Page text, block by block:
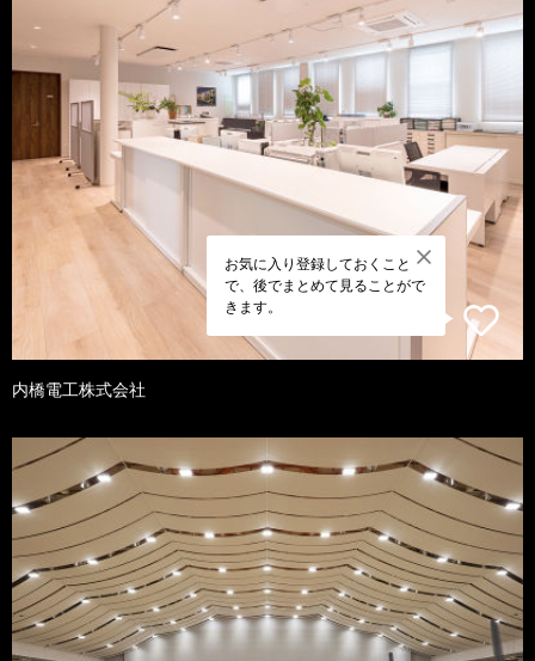
お気に入り登録しておくこと
で、後でまとめて見ることがで
きます。
内橋電工株式会社